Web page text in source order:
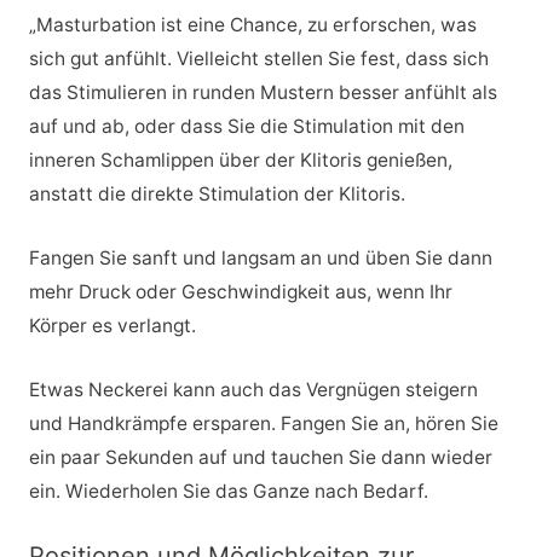
„Masturbation ist eine Chance, zu erforschen, was
sich gut anfühlt. Vielleicht stellen Sie fest, dass sich
das Stimulieren in runden Mustern besser anfühlt als
auf und ab, oder dass Sie die Stimulation mit den
inneren Schamlippen über der Klitoris genießen,
anstatt die direkte Stimulation der Klitoris.
Fangen Sie sanft und langsam an und üben Sie dann
mehr Druck oder Geschwindigkeit aus, wenn Ihr
Körper es verlangt.
Etwas Neckerei kann auch das Vergnügen steigern
und Handkrämpfe ersparen. Fangen Sie an, hören Sie
ein paar Sekunden auf und tauchen Sie dann wieder
ein. Wiederholen Sie das Ganze nach Bedarf.